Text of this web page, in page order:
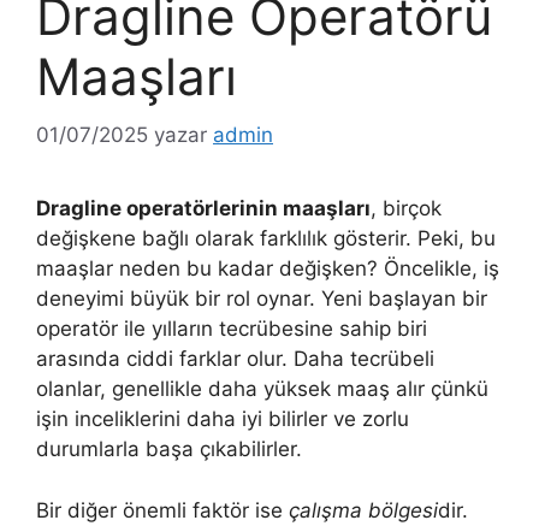
Dragline Operatörü
Maaşları
01/07/2025 yazar admin
Dragline operatörlerinin maaşları, birçok
değişkene bağlı olarak farklılık gösterir. Peki, bu
maaşlar neden bu kadar değişken? Öncelikle, iş
deneyimi büyük bir rol oynar. Yeni başlayan bir
operatör ile yılların tecrübesine sahip biri
arasında ciddi farklar olur. Daha tecrübeli
olanlar, genellikle daha yüksek maaş alır çünkü
işin inceliklerini daha iyi bilirler ve zorlu
durumlarla başa çıkabilirler.
Bir diğer önemli faktör ise çalışma bölgesidir.